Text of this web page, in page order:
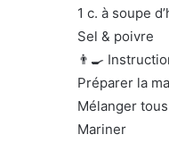
1 c. à soupe
Sel & poivre
👨‍🍳
Préparer la
Mélanger
Mariner